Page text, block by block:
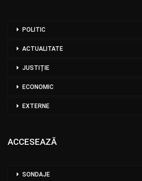
POLITIC
ACTUALITATE
JUSTIȚIE
ECONOMIC
EXTERNE
ACCESEAZĂ
SONDAJE